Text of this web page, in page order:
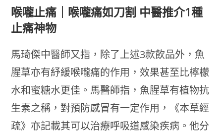
喉嚨止痛｜喉嚨痛如刀割 中醫推介1種
止痛神物
馬琦傑中醫師又指，除了上述3款飲品外，魚
腥草亦有紓緩喉嚨痛的作用，效果甚至比檸檬
水和蜜糖水更佳。馬醫師指，魚腥草有植物抗
生素之稱，對預防感冒有一定作用，《本草經
疏》亦記載其可以治療呼吸道感染疾病。他分